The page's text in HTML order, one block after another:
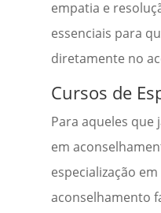
empatia e
essenciais para
diretamente no
Cursos de
Para aqueles que
em
especialização
aconselhamento